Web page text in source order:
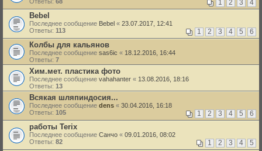
1 2 3 4
Bebel
Последнее сообщение Bebel « 23.07.2017, 12:41
Ответы: 113 1 2 3 4 5 6
Колбы для кальянов
Последнее сообщение sas6ic « 18.12.2016, 16:44
Ответы: 7
Хим.мет. пластика фото
Последнее сообщение vahahanter « 13.08.2016, 18:16
Ответы: 13
Всякая шляпиндосия...
Последнее сообщение dens « 30.04.2016, 16:18
Ответы: 105 1 2 3 4 5 6
работы Terix
Последнее сообщение Санчо « 09.01.2016, 08:02
Ответы: 82 1 2 3 4 5